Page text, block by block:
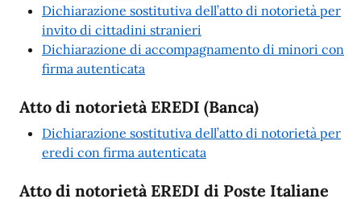
Dichiarazione sostitutiva dell’atto di notorietà per
invito di cittadini stranieri
Dichiarazione di accompagnamento di minori con
firma autenticata
Atto di notorietà EREDI (Banca)
Dichiarazione sostitutiva dell’atto di notorietà per
eredi con firma autenticata
Atto di notorietà EREDI di Poste Italiane